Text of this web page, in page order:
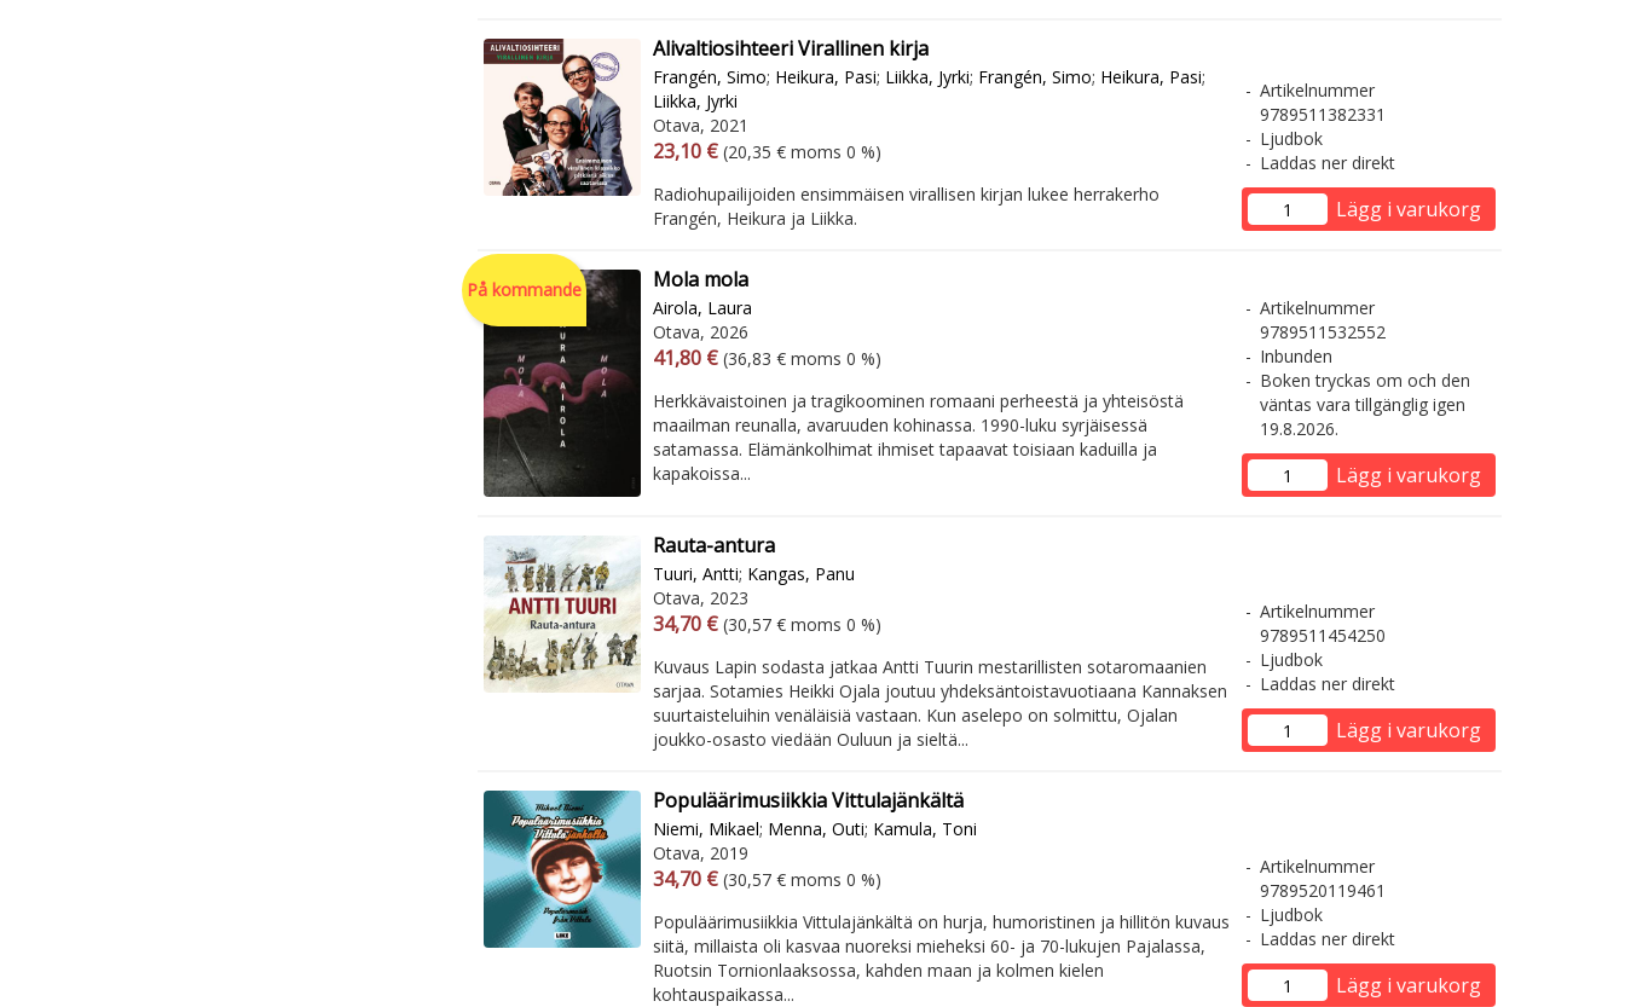
Alivaltiosihteeri Virallinen kirja
Frangén, Simo; Heikura, Pasi; Liikka, Jyrki; Frangén, Simo; Heikura, Pasi;
Liikka, Jyrki
Otava, 2021
Arvonlisäverollinen hinta
23,10 € Arvonlisäveroton hinta
(20,35 € moms 0 %)
Radiohupailijoiden ensimmäisen virallisen kirjan lukee herrakerho
Frangén, Heikura ja Liikka.
Artikelnummer
9789511382331
Ljudbok
Laddas ner direkt
Lägg i varukorg
På kommande Mola mola
Airola, Laura
Otava, 2026
Arvonlisäverollinen hinta
41,80 € Arvonlisäveroton hinta
(36,83 € moms 0 %)
Herkkävaistoinen ja tragikoominen romaani perheestä ja yhteisöstä
maailman reunalla, avaruuden kohinassa. 1990-luku syrjäisessä
satamassa. Elämänkolhimat ihmiset tapaavat toisiaan kaduilla ja
kapakoissa...
Artikelnummer
9789511532552
Inbunden
Boken tryckas om och den
väntas vara tillgänglig igen
19.8.2026.
Lägg i varukorg
Rauta-antura
Tuuri, Antti; Kangas, Panu
Otava, 2023
Arvonlisäverollinen hinta
34,70 € Arvonlisäveroton hinta
(30,57 € moms 0 %)
Kuvaus Lapin sodasta jatkaa Antti Tuurin mestarillisten sotaromaanien
sarjaa. Sotamies Heikki Ojala joutuu yhdeksäntoistavuotiaana Kannaksen
suurtaisteluihin venäläisiä vastaan. Kun aselepo on solmittu, Ojalan
joukko-osasto viedään Ouluun ja sieltä...
Artikelnummer
9789511454250
Ljudbok
Laddas ner direkt
Lägg i varukorg
Populäärimusiikkia Vittulajänkältä
Niemi, Mikael; Menna, Outi; Kamula, Toni
Otava, 2019
Arvonlisäverollinen hinta
34,70 € Arvonlisäveroton hinta
(30,57 € moms 0 %)
Populäärimusiikkia Vittulajänkältä on hurja, humoristinen ja hillitön kuvaus
siitä, millaista oli kasvaa nuoreksi mieheksi 60- ja 70-lukujen Pajalassa,
Ruotsin Tornionlaaksossa, kahden maan ja kolmen kielen
kohtauspaikassa...
Artikelnummer
9789520119461
Ljudbok
Laddas ner direkt
Lägg i varukorg